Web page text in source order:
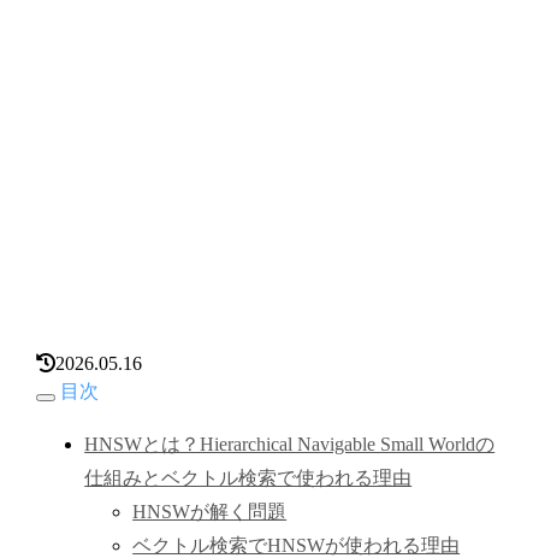
2026.05.16
目次
HNSWとは？Hierarchical Navigable Small Worldの
仕組みとベクトル検索で使われる理由
HNSWが解く問題
ベクトル検索でHNSWが使われる理由